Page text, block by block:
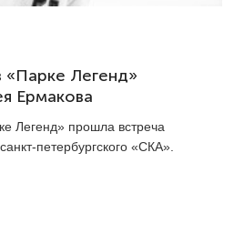
Легенд»
Ермакова
Легенд» прошла встреча
петербургского «СКА».